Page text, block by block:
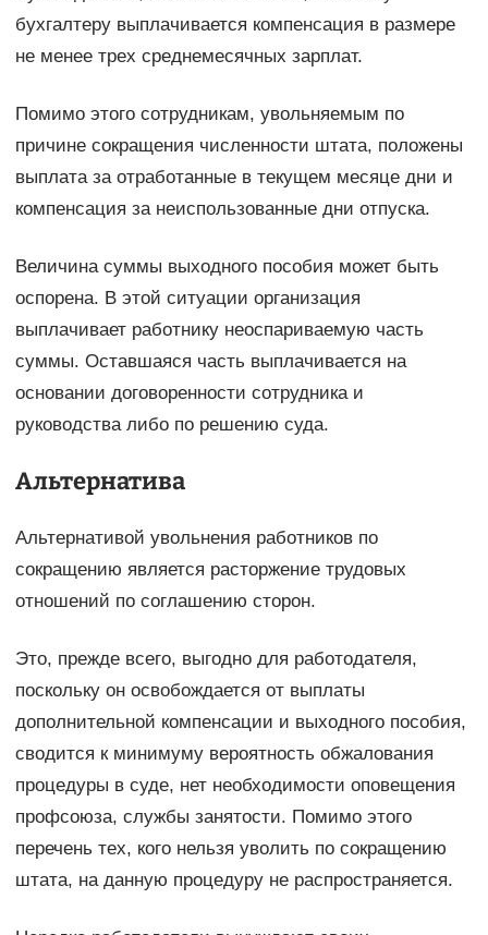
бухгалтеру выплачивается компенсация в размере
не менее трех среднемесячных зарплат.
Помимо этого сотрудникам, увольняемым по
причине сокращения численности штата, положены
выплата за отработанные в текущем месяце дни и
компенсация за неиспользованные дни отпуска.
Величина суммы выходного пособия может быть
оспорена. В этой ситуации организация
выплачивает работнику неоспариваемую часть
суммы. Оставшаяся часть выплачивается на
основании договоренности сотрудника и
руководства либо по решению суда.
Альтернатива
Альтернативой увольнения работников по
сокращению является расторжение трудовых
отношений по соглашению сторон.
Это, прежде всего, выгодно для работодателя,
поскольку он освобождается от выплаты
дополнительной компенсации и выходного пособия,
сводится к минимуму вероятность обжалования
процедуры в суде, нет необходимости оповещения
профсоюза, службы занятости. Помимо этого
перечень тех, кого нельзя уволить по сокращению
штата, на данную процедуру не распространяется.